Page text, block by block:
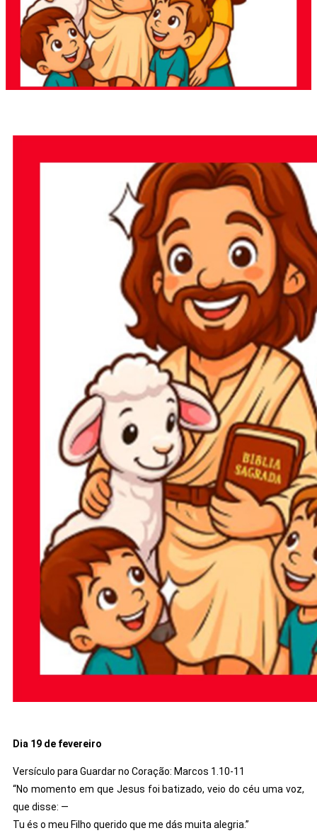
Dia 19 de fevereiro
Versículo para Guardar no Coração: Marcos 1.10-11
“No momento em que Jesus foi batizado, veio do céu uma voz,
que disse: —
Tu és o meu Filho querido que me dás muita alegria.”